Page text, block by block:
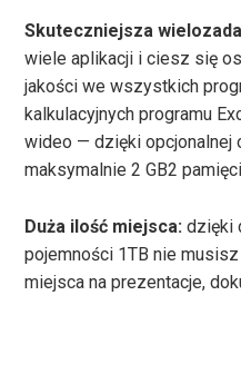
Skuteczniejsza
wiele aplikacji i ciesz się
jakości we wszystkich
kalkulacyjnych programu
wideo — dzięki opcjonalnej
maksymalnie 2 GB2
Duża ilość miejsca: dzięki
pojemności 1TB nie
miejsca na prezentacje,